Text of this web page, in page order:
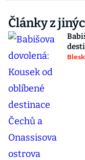
Články z